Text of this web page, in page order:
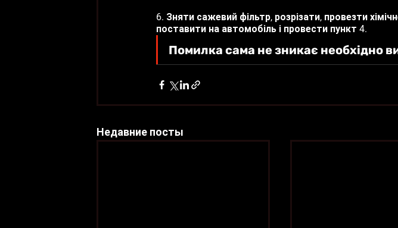
6. Зняти сажевий фільтр, розрізати, провезти
поставити на автомобіль і провести пункт 4.
Помилка сама не зникає необхідно
Недавние посты